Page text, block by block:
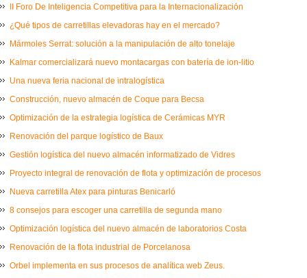
II Foro De Inteligencia Competitiva para la Internacionalización
¿Qué tipos de carretillas elevadoras hay en el mercado?
Mármoles Serrat: solución a la manipulación de alto tonelaje
Kalmar comercializará nuevo montacargas con batería de ion-litio
Una nueva feria nacional de intralogística
Construcción, nuevo almacén de Coque para Becsa
Optimización de la estrategia logística de Cerámicas MYR
Renovación del parque logístico de Baux
Gestión logística del nuevo almacén informatizado de Vidres
Proyecto integral de renovación de flota y optimización de procesos
Nueva carretilla Atex para pinturas Benicarló
8 consejos para escoger una carretilla de segunda mano
Optimización logística del nuevo almacén de laboratorios Costa
Renovación de la flota industrial de Porcelanosa
Orbel implementa en sus procesos de analítica web Zeus.